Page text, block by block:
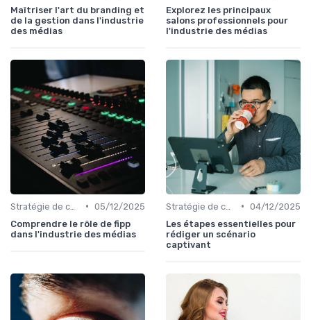
Maîtriser l'art du branding et
de la gestion dans l'industrie
des médias
Explorez les principaux
salons professionnels pour
l'industrie des médias
• 05/12/2025
Comprendre le rôle de fipp
dans l'industrie des médias
• 04/12/2025
Les étapes essentielles pour
rédiger un scénario
captivant